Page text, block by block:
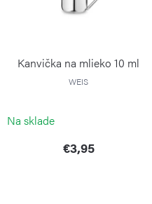
Kanvička na mlieko 10 ml
WEIS
Na sklade
€3,95